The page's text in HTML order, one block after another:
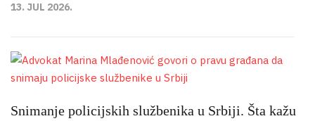
13. JUL 2026.
Snimanje policijskih službenika u Srbiji. Šta kažu